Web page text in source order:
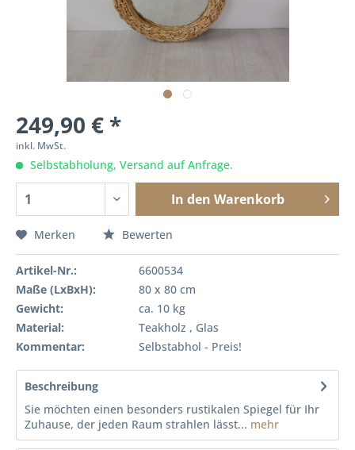
249,90 € *
inkl. MwSt.
Selbstabholung, Versand auf Anfrage.
In den Warenkorb
Merken Bewerten
Artikel-Nr.:
6600534
Maße (LxBxH):
80 x 80 cm
Gewicht:
ca. 10 kg
Material:
Teakholz , Glas
Kommentar:
Selbstabhol - Preis!
Beschreibung
Sie möchten einen besonders rustikalen Spiegel für Ihr
Zuhause, der jeden Raum strahlen lässt... mehr